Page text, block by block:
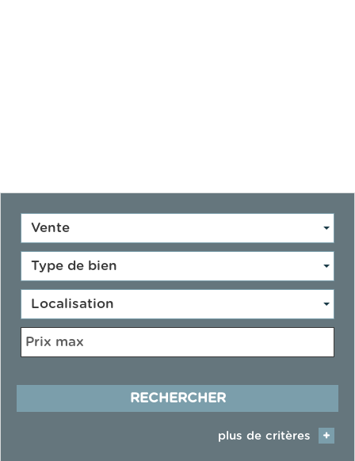
Vente
Type de bien
Localisation
RECHERCHER
plus de critères +